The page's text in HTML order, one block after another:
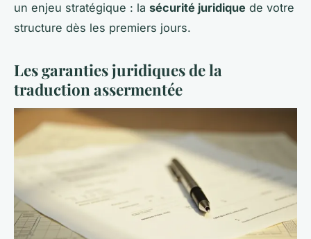
un enjeu stratégique : la sécurité juridique de votre
structure dès les premiers jours.
Les garanties juridiques de la
traduction assermentée